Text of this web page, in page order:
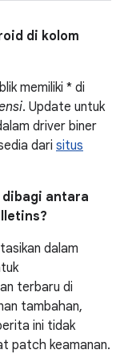
di kolom
memiliki * di
. Update untuk
driver biner
dari situs
dibagi antara
dalam
terbaru di
tambahan,
ini tidak
patch keamanan.